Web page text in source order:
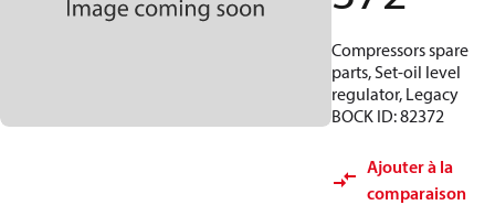
Compressors spare
parts, Set-oil level
regulator, Legacy
BOCK ID: 82372
Ajouter à la
comparaison